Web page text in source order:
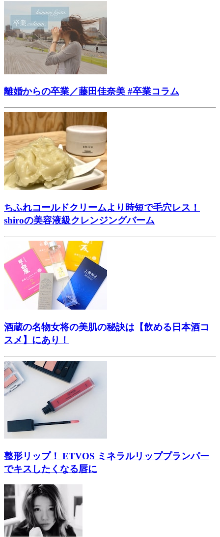
離婚からの卒業／藤田佳奈美 #卒業コラム
ちふれコールドクリームより時短で毛穴レス！
shiroの美容液級クレンジングバーム
酒蔵の名物女将の美肌の秘訣は【飲める日本酒コ
スメ】にあり！
整形リップ！ ETVOS ミネラルリッププランパー
でキスしたくなる唇に